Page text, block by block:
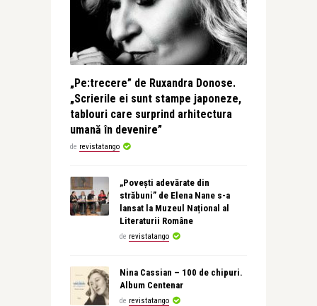
„Pe:trecere” de Ruxandra Donose.
„Scrierile ei sunt stampe japoneze,
tablouri care surprind arhitectura
umană în devenire”
de revistatango
„Povești adevărate din
străbuni” de Elena Nane s-a
lansat la Muzeul Național al
Literaturii Române
de revistatango
Nina Cassian – 100 de chipuri.
Album Centenar
de revistatango